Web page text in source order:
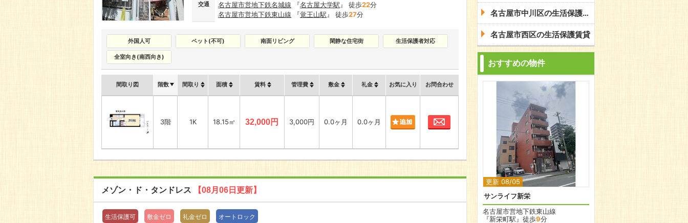
交通
名古屋市営地下鉄名城線 『名古屋大学駅 』 徒歩22分
名古屋市営地下鉄東山線 『覚王山駅 』 徒歩27分
外国人可 ペット(不可) 南面リビング 閑静な住宅街 生活保護者対応
全室向き(南西向き)
間取り図 階数 間取り 面積 賃料 管理費 敷金 礼金 お気に入り お問合わせ
3階 1K 18.15㎡ 32,000円 3,000円 0.0ヶ月 0.0ヶ月
メゾン・ド・タンドレス 【08月06日更新】
生活保護可 敷金ゼロ 礼金ゼロ オートロック
名古屋市中川区の生活保護賃貸
名古屋市西区の生活保護賃貸
おすすめの物件
更新 08/05
サンライフ新栄
名古屋市営地下鉄東山線
『新栄町駅』徒歩9分